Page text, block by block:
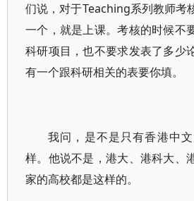
们说，对于Teaching系列教师考
一个，就是上课。考核的时候不
科研项目，也不要求发表了多少
有一个跟科研相关的表要你填。
我问，是不是只有香港中
样。他说不是，港大、港科大、
家的高校都是这样的。